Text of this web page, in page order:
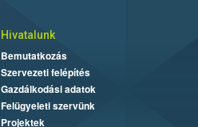
Hivatalunk
Bemutatkozás
Szervezeti felépítés
Gazdálkodási adatok
Felügyeleti szervünk
Projektek